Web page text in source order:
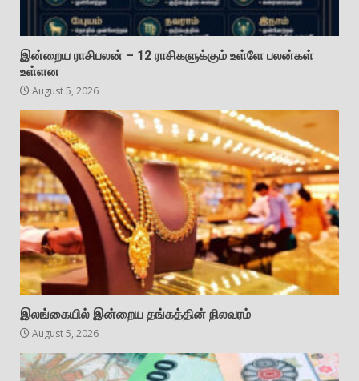
இன்றைய ராசிபலன் – 12 ராசிகளுக்கும் உள்ளே பலன்கள்
உள்ளன
August 5, 2026
இலங்கையில் இன்றைய தங்கத்தின் நிலவரம்
August 5, 2026